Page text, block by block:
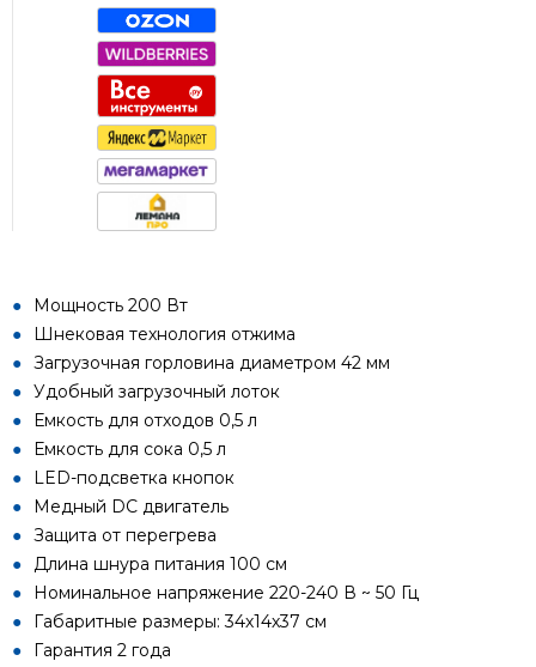
Мощность 200 Вт
Шнековая технология отжима
Загрузочная горловина диаметром 42 мм
Удобный загрузочный лоток
Емкость для отходов 0,5 л
Емкость для сока 0,5 л
LED-подсветка кнопок
Медный DC двигатель
Защита от перегрева
Длина шнура питания 100 см
Номинальное напряжение 220-240 В ~ 50 Гц
Габаритные размеры: 34х14х37 см
Гарантия 2 года